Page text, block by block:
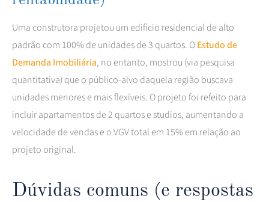
Uma construtora projetou um edifício residencial de alto
padrão com 100% de unidades de 3 quartos. OEstudo de
Demanda Imobiliária, no entanto, mostrou (via pesquisa
quantitativa) que o público-alvo daquela região buscava
unidades menores e mais flexíveis. O projeto foi refeito para
incluir apartamentos de 2 quartos e studios, aumentando a
velocidade de vendas e o VGV total em 15% em relação ao
projeto original.
Dúvidas comuns (e respostas